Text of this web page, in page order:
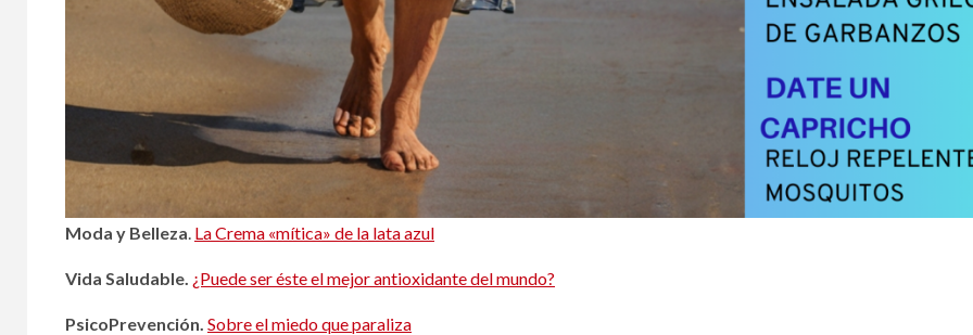
Moda y Belleza. La Crema «mítica» de la lata azul
Vida Saludable. ¿Puede ser éste el mejor antioxidante del mundo?
PsicoPrevención. Sobre el miedo que paraliza